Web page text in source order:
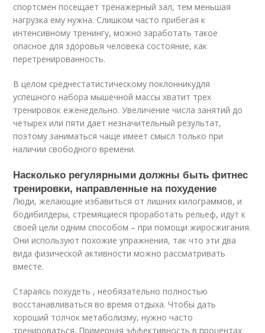
спортсмен посещает тренажерный зал, тем меньшая
нагрузка ему нужна. Слишком часто прибегая к
интенсивному тренингу, можно заработать такое
опасное для здоровья человека состояние, как
перетренированность.
В целом среднестатистическому поклонникудля
успешного набора мышечной массы хватит трех
тренировок еженедельно. Увеличение числа занятий до
четырех или пяти дает незначительный результат,
поэтому заниматься чаще имеет смысл только при
наличии свободного времени.
Насколько регулярными должны быть фитнес
тренировки, направленные на похудение
Люди, желающие избавиться от лишних килограммов, и
бодибилдеры, стремящиеся проработать рельеф, идут к
своей цели одним способом – при помощи жиросжигания.
Они используют похожие упражнения, так что эти два
вида физической активности можно рассматривать
вместе.
Стараясь похудеть , необязательно полностью
восстанавливаться во время отдыха. Чтобы дать
хороший толчок метаболизму, нужно часто
тренироваться. Примерная эффективность в процентах